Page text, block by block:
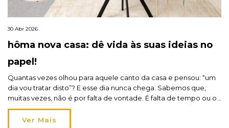
30 Abr 2026
hôma nova casa: dê vida às suas ideias no
papel!
Quantas vezes olhou para aquele canto da casa e pensou: “um
dia vou tratar disto”? E esse dia nunca chega. Sabemos que,
muitas vezes, não é por falta de vontade. É falta de tempo ou o
orçamento que obriga a dar prioridade a outras coisas. E, assim,
vão ficando para trás pequenos projetos que gostaria […]
Ver Mais